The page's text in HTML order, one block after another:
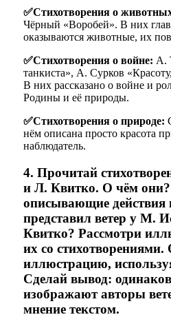
✅Стихотворения о
Чёрный «Воробей». В них
оказываются животные, их
✅Стихотворения о войне: А.
танкиста», А. Сурков
В них рассказано о войне и
Родины и её природы.
✅Стихотворения о природе:
нём описана просто красота
наблюдатель.
4. Прочитай
и Л. Квитко. О чём
описывающие
представил ветер у М.
Квитко? Рассмотри
их со
иллюстрацию,
Сделай вывод:
изображают авторы
мнение текстом.